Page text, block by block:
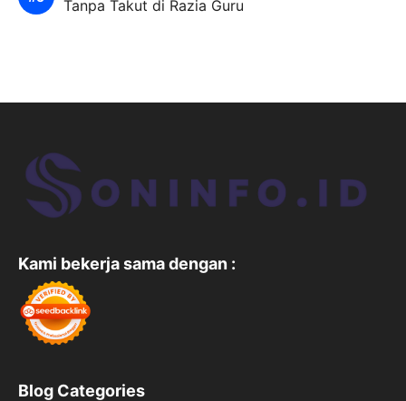
Tanpa Takut di Razia Guru
Kami bekerja sama dengan :
Blog Categories